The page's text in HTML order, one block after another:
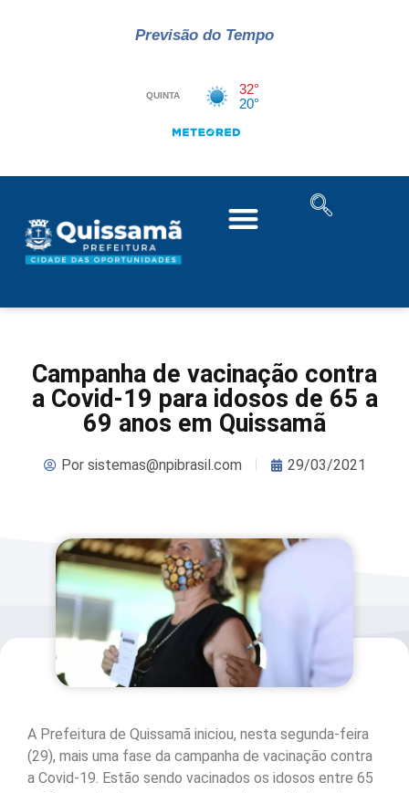
Previsão do Tempo
Campanha de vacinação contra
a Covid-19 para idosos de 65 a
69 anos em Quissamã
Porsistemas@npibrasil.com 29/03/2021
A Prefeitura de Quissamã iniciou, nesta segunda-feira
(29), mais uma fase da campanha de vacinação contra
a Covid-19. Estão sendo vacinados os idosos entre 65